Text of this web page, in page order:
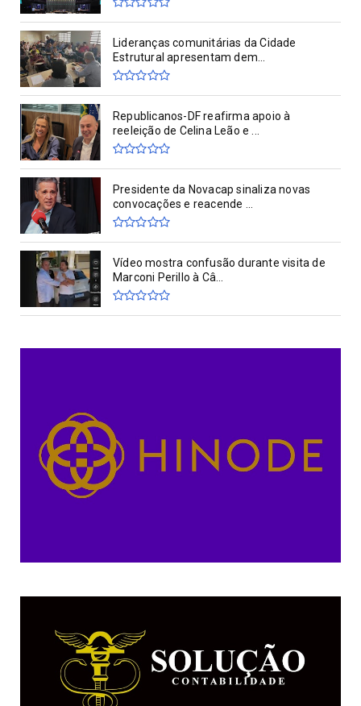
Lideranças comunitárias da Cidade
Estrutural apresentam dem...
Republicanos-DF reafirma apoio à
reeleição de Celina Leão e ...
Presidente da Novacap sinaliza novas
convocações e reacende ...
Vídeo mostra confusão durante visita de
Marconi Perillo à Câ...